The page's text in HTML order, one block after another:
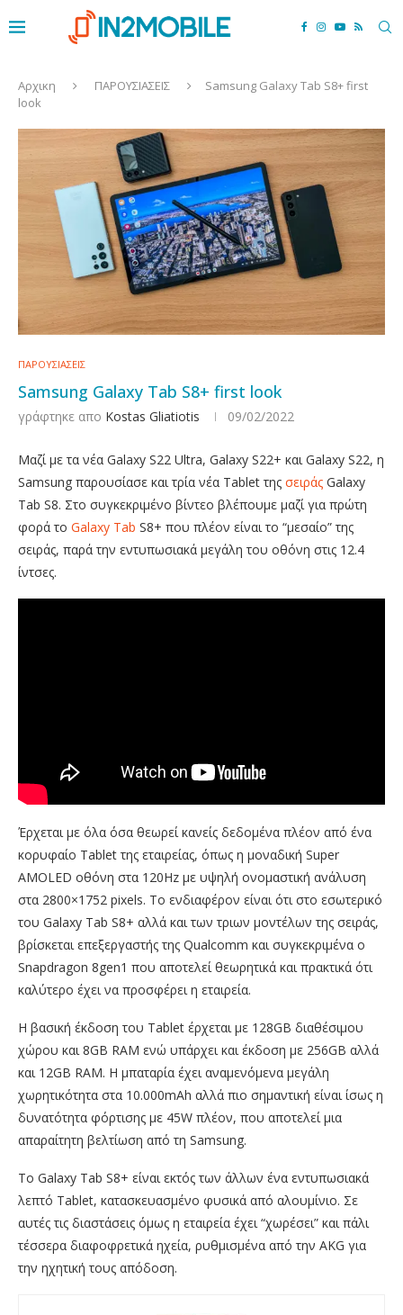
Αρχικη ΠΑΡΟΥΣΙΑΣΕΙΣ
Samsung Galaxy Tab S8+ first
look
ΠΑΡΟΥΣΙΑΣΕΙΣ
Samsung Galaxy Tab S8+ first look
γράφτηκε απο Kostas Gliatiotis 09/02/2022
Μαζί με τα νέα Galaxy S22 Ultra, Galaxy S22+ και Galaxy S22, η
Samsung παρουσίασε και τρία νέα Tablet της σειράς Galaxy
Tab S8. Στο συγκεκριμένο βίντεο βλέπουμε μαζί για πρώτη
φορά το Galaxy Tab S8+ που πλέον είναι το “μεσαίο” της
σειράς, παρά την εντυπωσιακά μεγάλη του οθόνη στις 12.4
ίντσες.
Έρχεται με όλα όσα θεωρεί κανείς δεδομένα πλέον από ένα
κορυφαίο Tablet της εταιρείας, όπως η μοναδική Super
AMOLED οθόνη στα 120Hz με υψηλή ονομαστική ανάλυση
στα 2800×1752 pixels. Το ενδιαφέρον είναι ότι στο εσωτερικό
του Galaxy Tab S8+ αλλά και των τριων μοντέλων της σειράς,
βρίσκεται επεξεργαστής της Qualcomm και συγκεκριμένα ο
Snapdragon 8gen1 που αποτελεί θεωρητικά και πρακτικά ότι
καλύτερο έχει να προσφέρει η εταιρεία.
Η βασική έκδοση του Tablet έρχεται με 128GB διαθέσιμου
χώρου και 8GB RAM ενώ υπάρχει και έκδοση με 256GB αλλά
και 12GB RAM. Η μπαταρία έχει αναμενόμενα μεγάλη
χωρητικότητα στα 10.000mAh αλλά πιο σημαντική είναι ίσως η
δυνατότητα φόρτισης με 45W πλέον, που αποτελεί μια
απαραίτητη βελτίωση από τη Samsung.
Το Galaxy Tab S8+ είναι εκτός των άλλων ένα εντυπωσιακά
λεπτό Tablet, κατασκευασμένο φυσικά από αλουμίνιο. Σε
αυτές τις διαστάσεις όμως η εταιρεία έχει “χωρέσει” και πάλι
τέσσερα διαφοφρετικά ηχεία, ρυθμισμένα από την AKG για
την ηχητική τους απόδοση.